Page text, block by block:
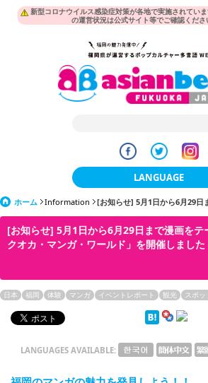
新型コロナウイルス感染症対策が各地で実施されてい
の運営状況は公式サイト等でご確認くださ
LANGUAGE
日本語
한국어
繁體中文
English
ภาษาไทย
tiéng Viêt
ホーム Information [お知らせ] 5月1日から6月29日
[お知らせ] 5月1日から6月29日まで漫画をテ
クオカ・マンガ・ワールド」を開催しました
日本 福岡 体験 マンガ イベントレポート 観光 スポッ
LANGUAGES AVAILABLE: